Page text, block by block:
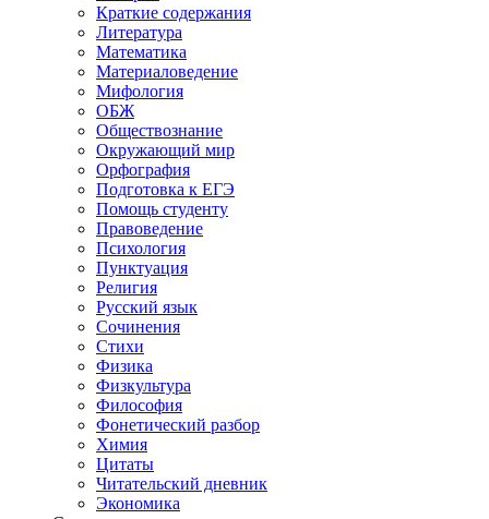
Краткие содержания
Литература
Математика
Материаловедение
Мифология
ОБЖ
Обществознание
Окружающий мир
Орфография
Подготовка к ЕГЭ
Помощь студенту
Правоведение
Психология
Пунктуация
Религия
Русский язык
Сочинения
Стихи
Физика
Физкультура
Философия
Фонетический разбор
Химия
Цитаты
Читательский дневник
Экономика